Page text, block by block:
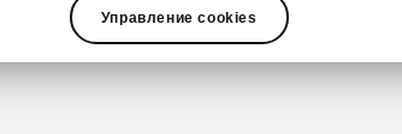
Управление cookies